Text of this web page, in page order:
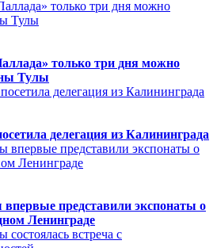
только три дня можно
Тулы
делегация из Калининграда
представили экспонаты о
Ленинграде